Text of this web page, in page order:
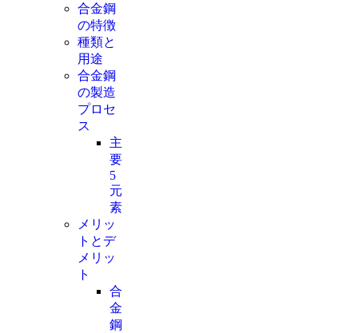
合金鋼
の特徴
種類と
用途
合金鋼
の製造
プロセ
ス
主
要
5
元
素
メリッ
トとデ
メリッ
ト
合
金
鋼